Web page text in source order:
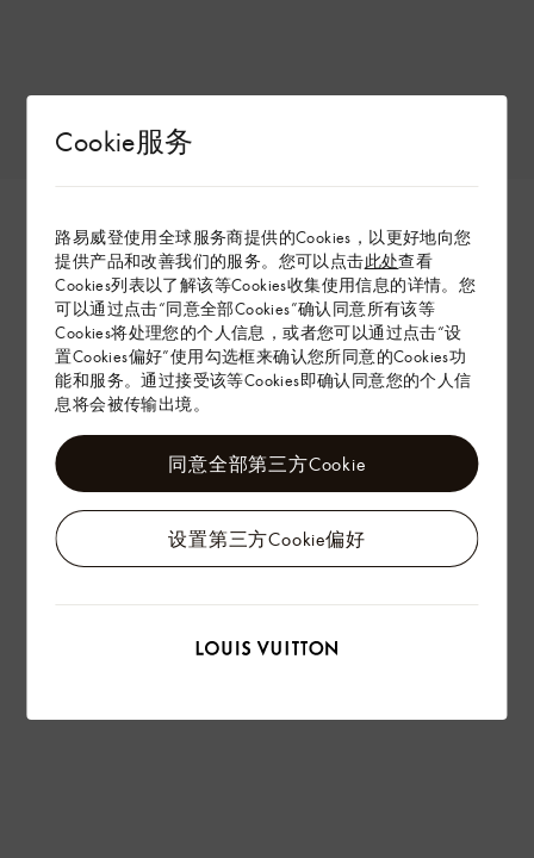
Cookie服务
路易威登使用全球服务商提供的Cookies，以更好地向您
提供产品和改善我们的服务。您可以点击此处查看
Cookies列表以了解该等Cookies收集使用信息的详情。您
可以通过点击“同意全部Cookies”确认同意所有该等
Cookies将处理您的个人信息，或者您可以通过点击“设
置Cookies偏好”使用勾选框来确认您所同意的Cookies功
能和服务。通过接受该等Cookies即确认同意您的个人信
息将会被传输出境。
设置第三方Cookie偏好
同意全部第三方Cookie
LV OLYMPIA 运动鞋